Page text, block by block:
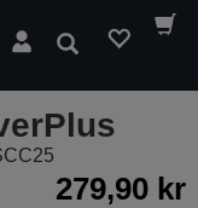
Søg
279,90 kr